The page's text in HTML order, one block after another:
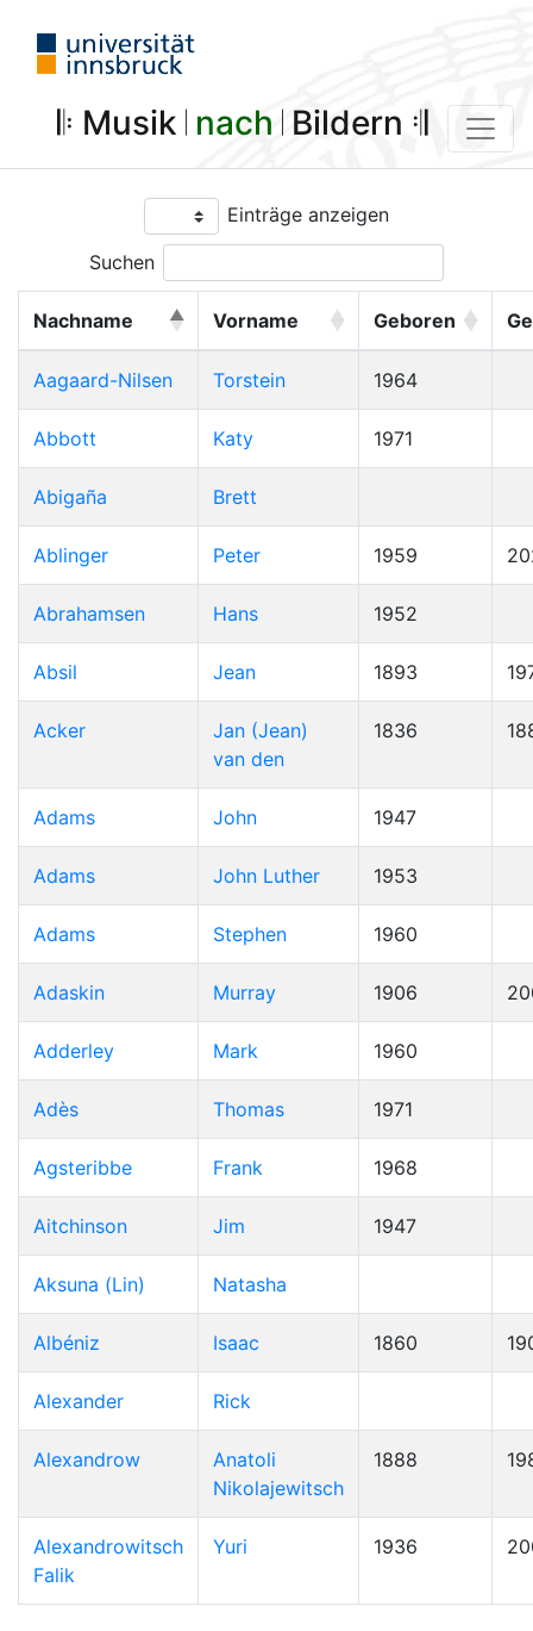
𝄆 Musik 𝄀 nach 𝄀 Bildern 𝄇
Einträge anzeigen
Suchen
Nachname Vorname Geboren
Aagaard-Nilsen Torstein 1964
Abbott Katy 1971
Abigaña Brett
Ablinger Peter 1959
Abrahamsen Hans 1952
Absil Jean 1893
Acker
Jan (Jean)
van den
1836
Adams John 1947
Adams John Luther 1953
Adams Stephen 1960
Adaskin Murray 1906
Adderley Mark 1960
Adès Thomas 1971
Agsteribbe Frank 1968
Aitchinson Jim 1947
Aksuna (Lin) Natasha
Albéniz Isaac 1860
Alexander Rick
Alexandrow
Anatoli
Nikolajewitsch
1888
Alexandrowitsch
Falik
Yuri 1936